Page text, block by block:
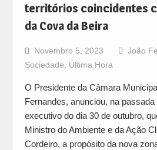
territórios coincidentes
da Cova da Beira
Novembro 5, 2023 João
Sociedade
Última Hora
O Presidente da Câmara
Fernandes, anunciou, na
executivo do dia 30 de outubro,
Ministro do Ambiente e da Ação
Cordeiro, a propósito da nova